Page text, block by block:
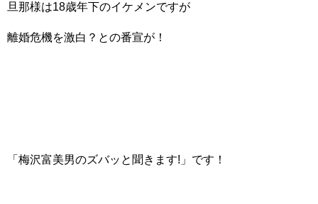
旦那様は18歳年下のイケメンですが
離婚危機を激白？との番宣が！
「梅沢富美男のズバッと聞きます!」です！